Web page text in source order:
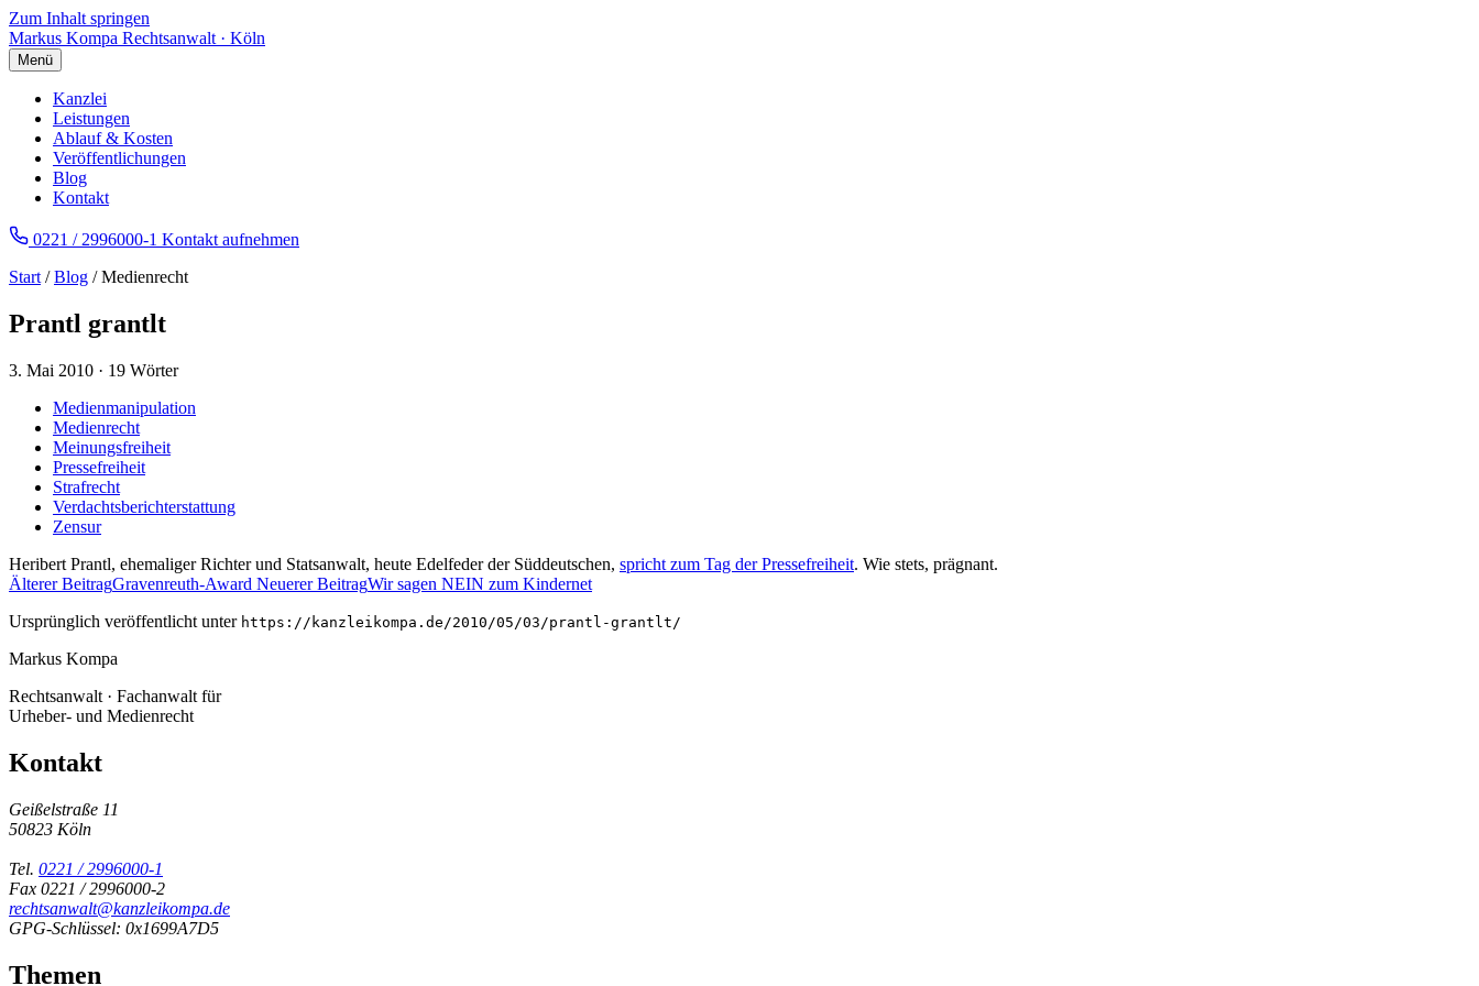
Zum Inhalt springen
Markus Kompa Rechtsanwalt · Köln
Menü
Kanzlei
Leistungen
Ablauf & Kosten
Veröffentlichungen
Blog
Kontakt
0221 / 2996000-1 Kontakt aufnehmen
Start /Blog / Medienrecht
Prantl grantlt
3. Mai 2010 · 19 Wörter
Medienmanipulation
Medienrecht
Meinungsfreiheit
Pressefreiheit
Strafrecht
Verdachtsberichterstattung
Zensur
Heribert Prantl, ehemaliger Richter und Statsanwalt, heute Edelfeder der Süddeutschen, spricht zum Tag der Pressefreiheit. Wie stets, prägnant.
Älterer BeitragGravenreuth-Award Neuerer BeitragWir sagen NEIN zum Kindernet
Ursprünglich veröffentlicht unter https://kanzleikompa.de/2010/05/03/prantl-grantlt/
Markus Kompa
Rechtsanwalt · Fachanwalt für
Urheber- und Medienrecht
Kontakt
Geißelstraße 11
50823 Köln
Tel. 0221 / 2996000-1
Fax 0221 / 2996000-2
rechtsanwalt@kanzleikompa.de
GPG-Schlüssel: 0x1699A7D5
Themen